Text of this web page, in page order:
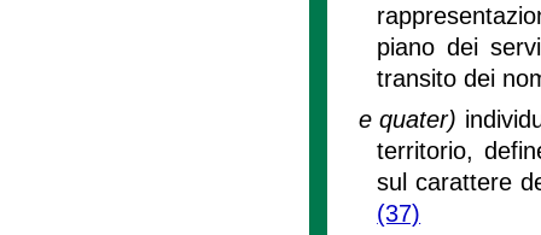
piano dei
transito dei
e quater)
territorio,
sul carattere
(37)